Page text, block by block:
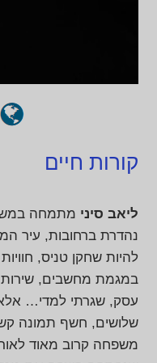
קורות חיים
ליאב סיני מתמחה
נהדרת ברחובות, עיר
להיות שחקן טניס,
במגמת מחשבים, שירות
עסק, שגרתי למדי…
שלושים, חשף תמונה
משפחה קרוב מאוד